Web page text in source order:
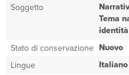
Soggetto
Tema
Stato di conservazione Nuovo
Lingue Italiano